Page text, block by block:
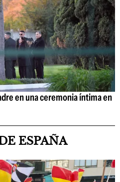
en una ceremonia íntima en
ESPAÑA